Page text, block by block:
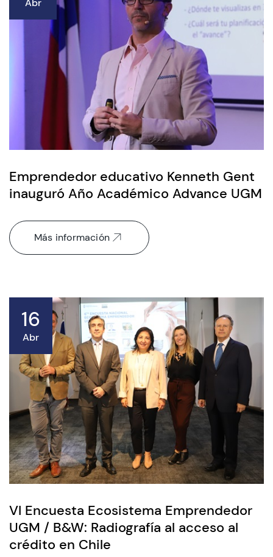
Abr
Emprendedor educativo Kenneth Gent
inauguró Año Académico Advance UGM
Más información
16
Abr
VI Encuesta Ecosistema Emprendedor
UGM / B&W: Radiografía al acceso al
crédito en Chile